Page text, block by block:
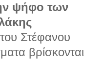
ψήφο των
Στέφανου
βρίσκονται